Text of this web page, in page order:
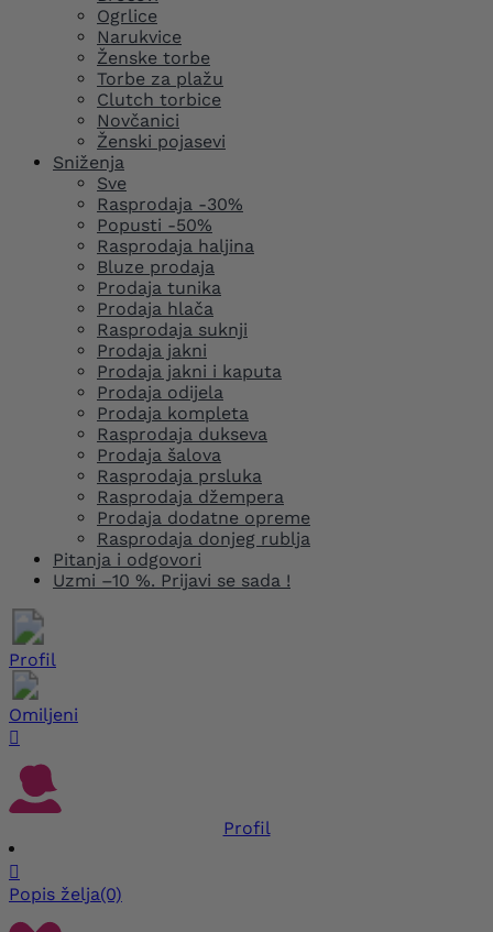
Ogrlice
Narukvice
Ženske torbe
Torbe za plažu
Clutch torbice
Novčanici
Ženski pojasevi
Sniženja
Sve
Rasprodaja -30%
Popusti -50%
Rasprodaja haljina
Bluze prodaja
Prodaja tunika
Prodaja hlača
Rasprodaja suknji
Prodaja jakni
Prodaja jakni i kaputa
Prodaja odijela
Prodaja kompleta
Rasprodaja dukseva
Prodaja šalova
Rasprodaja prsluka
Rasprodaja džempera
Prodaja dodatne opreme
Rasprodaja donjeg rublja
Pitanja i odgovori
Uzmi –10 %. Prijavi se sada !
Profil
Omiljeni

Profil

Popis želja(0)